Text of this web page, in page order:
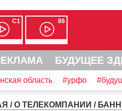
С1 86
БУДУЩЕЕ
область #урфо
/О ТЕЛЕКОМПАНИИ /